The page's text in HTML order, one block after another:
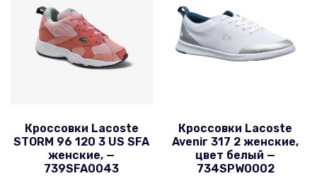
Кроссовки Lacoste
STORM 96 120 3 US SFA
женские, —
739SFA0043
Кроссовки Lacoste
Avenir 317 2 женские,
цвет белый —
734SPW0002